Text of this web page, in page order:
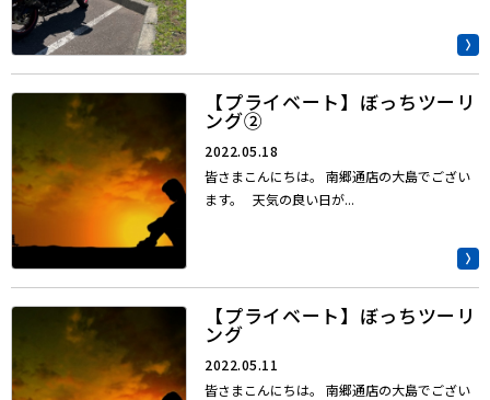
【プライベート】ぼっちツーリ
ング②
2022.05.18
皆さまこんにちは。 南郷通店の大島でござい
ます。 天気の良い日が...
【プライベート】ぼっちツーリ
ング
2022.05.11
皆さまこんにちは。 南郷通店の大島でござい